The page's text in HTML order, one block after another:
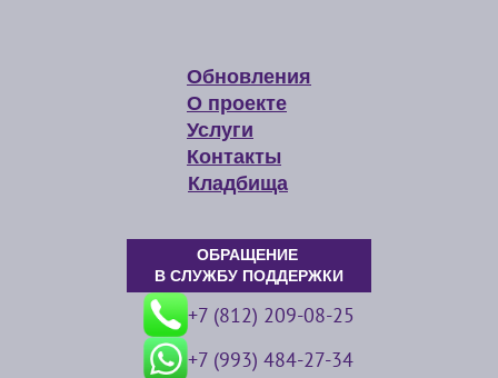
Обновления
О проекте
Услуги
Контакты
Кладбища
ОБРАЩЕНИЕ
В СЛУЖБУ ПОДДЕРЖКИ
+7 (812) 209-08-25
+7 (993) 484-27-34